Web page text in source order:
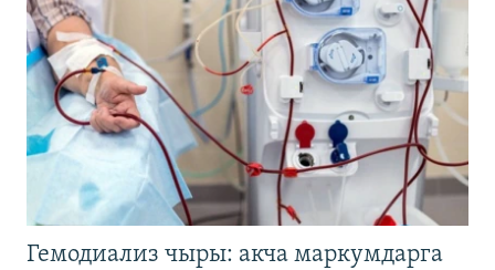
Гемодиализ чыры: акча маркумдарга